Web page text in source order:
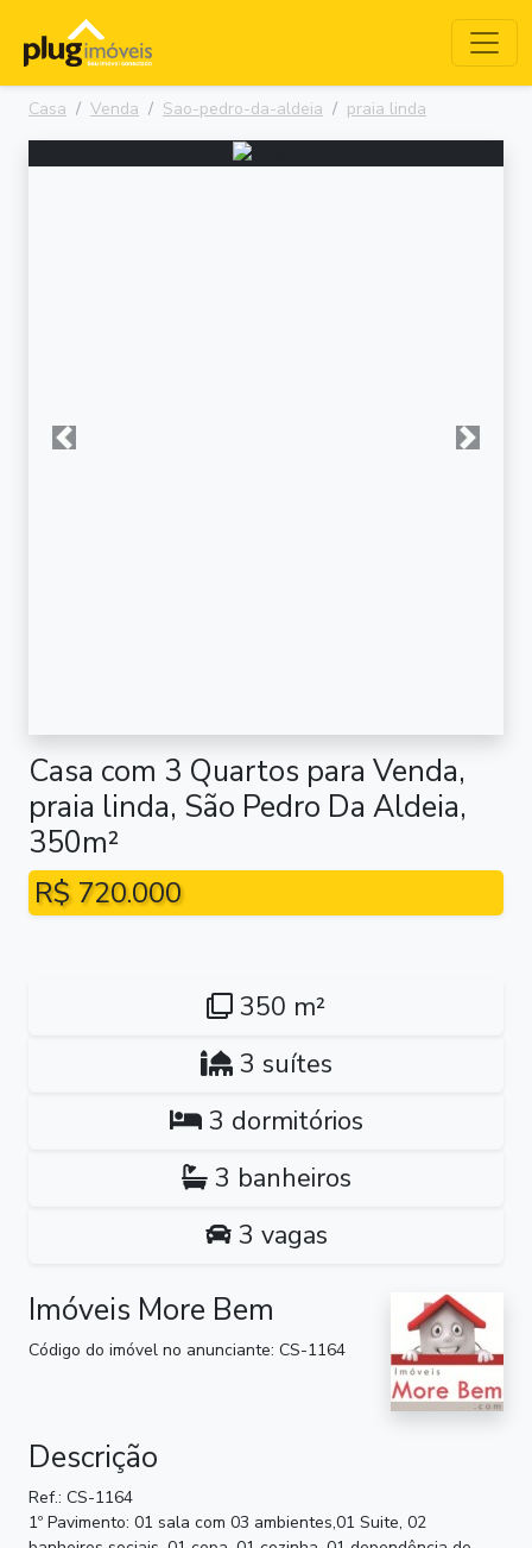
Casa Venda Sao-pedro-da-aldeia praia linda
Anterior Próxima
Casa com 3 Quartos para Venda,
praia linda, São Pedro Da Aldeia,
350m²
R$ 720.000
350 m²
3 suítes
3 dormitórios
3 banheiros
3 vagas
Imóveis More Bem
Código do imóvel no anunciante: CS-1164
Descrição
Ref.: CS-1164
1º Pavimento: 01 sala com 03 ambientes,01 Suite, 02